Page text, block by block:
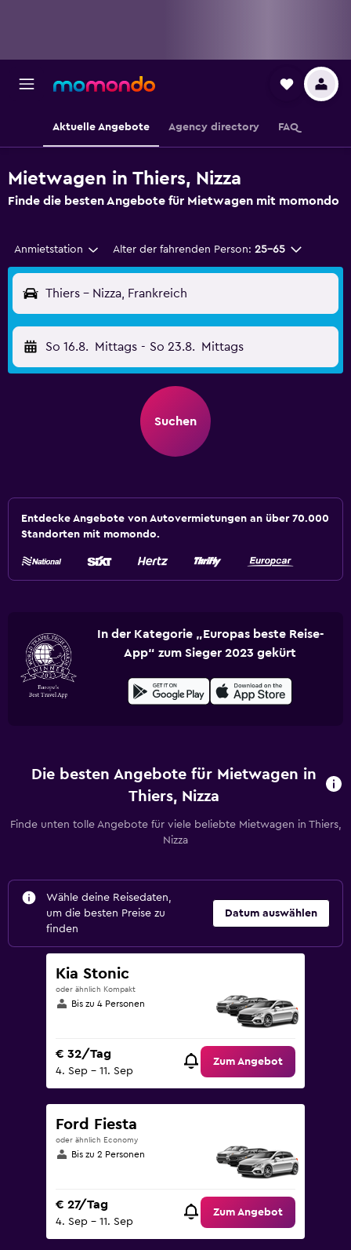
Aktuelle Angebote Agency directory FAQ
Mietwagen in Thiers, Nizza
Finde die besten Angebote für Mietwagen mit momondo
Anmietstation Alter der fahrenden Person: 25-65
Thiers - Nizza, Frankreich
So 16.8. Mittags - So 23.8. Mittags
Suchen
Entdecke Angebote von Autovermietungen an über 70.000
Standorten mit momondo.
In der Kategorie „Europas beste Reise-
App“ zum Sieger 2023 gekürt
Die besten Angebote für Mietwagen in
Thiers, Nizza
Finde unten tolle Angebote für viele beliebte Mietwagen in Thiers,
Nizza
Wähle deine Reisedaten,
um die besten Preise zu
finden
Datum auswählen
Kia Stonic
oder ähnlich Kompakt
Bis zu 4 Personen
€ 32/Tag
4. Sep – 11. Sep
Zum Angebot
Ford Fiesta
oder ähnlich Economy
Bis zu 2 Personen
€ 27/Tag
4. Sep – 11. Sep
Zum Angebot